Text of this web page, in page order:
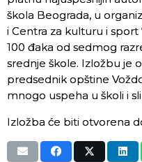
škola Beograda, u
i Centra za kulturu i sport
100 đaka od sedmog
srednje škole. Izložbu je
predsednik opštine
mnogo uspeha u školi i
Izložba će biti otvorena